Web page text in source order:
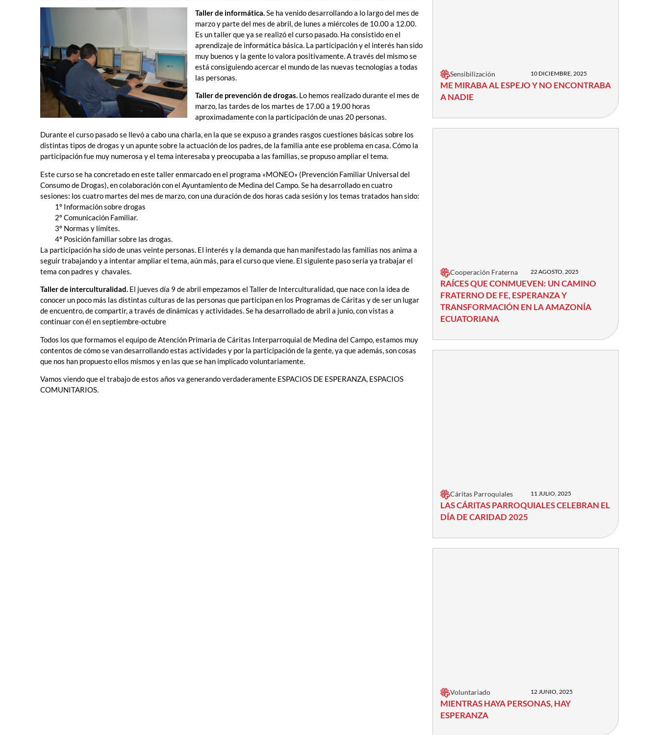
Taller de informática. Se ha venido desarrollando a lo largo del mes de
marzo y parte del mes de abril, de lunes a miércoles de 10.00 a 12.00.
Es un taller que ya se realizó el curso pasado. Ha consistido en el
aprendizaje de informática básica. La participación y el interés han sido
muy buenos y la gente lo valora positivamente. A través del mismo se
está consiguiendo acercar el mundo de las nuevas tecnologías a todas
las personas.
Taller de prevención de drogas. Lo hemos realizado durante el mes de
marzo, las tardes de los martes de 17.00 a 19.00 horas
aproximadamente con la participación de unas 20 personas.
Durante el curso pasado se llevó a cabo una charla, en la que se expuso a grandes rasgos cuestiones básicas sobre los
distintas tipos de drogas y un apunte sobre la actuación de los padres, de la familia ante ese problema en casa. Cómo la
participación fue muy numerosa y el tema interesaba y preocupaba a las familias, se propuso ampliar el tema.
Este curso se ha concretado en este taller enmarcado en el programa «MONEO» (Prevención Familiar Universal del
Consumo de Drogas), en colaboración con el Ayuntamiento de Medina del Campo. Se ha desarrollado en cuatro
sesiones: los cuatro martes del mes de marzo, con una duración de dos horas cada sesión y los temas tratados han sido:
1º Información sobre drogas
2º Comunicación Familiar.
3º Normas y límites.
4º Posición familiar sobre las drogas.
La participación ha sido de unas veinte personas. El interés y la demanda que han manifestado las familias nos anima a
seguir trabajando y a intentar ampliar el tema, aún más, para el curso que viene. El siguiente paso sería ya trabajar el
tema con padres y chavales.
Taller de interculturalidad. El jueves día 9 de abril empezamos el Taller de Interculturalidad, que nace con la idea de
conocer un poco más las distintas culturas de las personas que participan en los Programas de Cáritas y de ser un lugar
de encuentro, de compartir, a través de dinámicas y actividades. Se ha desarrollado de abril a junio, con vistas a
continuar con él en septiembre-octubre
Todos los que formamos el equipo de Atención Primaria de Cáritas Interparroquial de Medina del Campo, estamos muy
contentos de cómo se van desarrollando estas actividades y por la participación de la gente, ya que además, son cosas
que nos han propuesto ellos mismos y en las que se han implicado voluntariamente.
Vamos viendo que el trabajo de estos años va generando verdaderamente ESPACIOS DE ESPERANZA, ESPACIOS
COMUNITARIOS.
Sensibilización 10 DICIEMBRE, 2025
ME MIRABA AL ESPEJO Y NO ENCONTRABA
A NADIE
Cooperación Fraterna 22 AGOSTO, 2025
RAÍCES QUE CONMUEVEN: UN CAMINO
FRATERNO DE FE, ESPERANZA Y
TRANSFORMACIÓN EN LA AMAZONÍA
ECUATORIANA
Cáritas Parroquiales 11 JULIO, 2025
LAS CÁRITAS PARROQUIALES CELEBRAN EL
DÍA DE CARIDAD 2025
Voluntariado 12 JUNIO, 2025
MIENTRAS HAYA PERSONAS, HAY
ESPERANZA